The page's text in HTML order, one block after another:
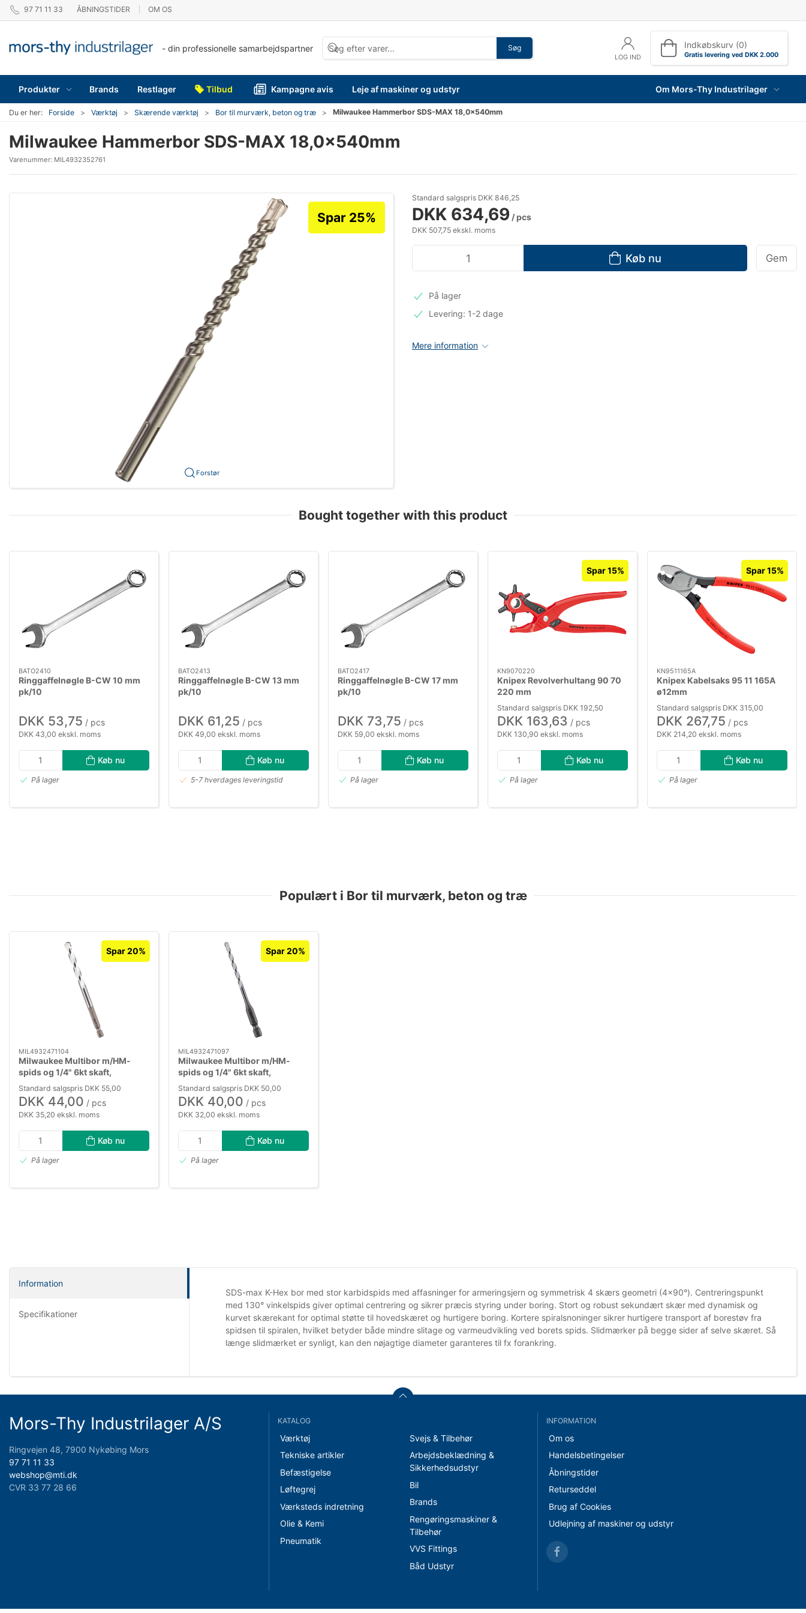
97 71 11 33 ÅBNINGSTIDER OM OS
- din professionelle samarbejdspartner Søg
LOG IND
Indkøbskurv (0)
Gratis levering ved DKK 2.000
Produkter Brands Restlager Tilbud Kampagne avis Leje af maskiner og udstyr Om Mors-Thy Industrilager
Du er her: Forside Værktøj Skærende værktøj Bor til murværk, beton og træ Milwaukee Hammerbor SDS-MAX 18,0×540mm
Milwaukee Hammerbor SDS-MAX 18,0×540mm
Varenummer: MIL4932352761
Forstør
Spar 25%
Standard salgspris DKK 846,25
DKK 634,69 / pcs
DKK 507,75 ekskl. moms
Køb nu Gem
På lager
Levering: 1-2 dage
Mere information
Bought together with this product
BATO2410
Ringgaffelnøgle B-CW 10 mm
pk/10
DKK 53,75 / pcs
DKK 43,00 ekskl. moms
Køb nu
På lager
BATO2413
Ringgaffelnøgle B-CW 13 mm
pk/10
DKK 61,25 / pcs
DKK 49,00 ekskl. moms
Køb nu
5-7 hverdages leveringstid
BATO2417
Ringgaffelnøgle B-CW 17 mm
pk/10
DKK 73,75 / pcs
DKK 59,00 ekskl. moms
Køb nu
På lager
Spar 15%
KN9070220
Knipex Revolverhultang 90 70
220 mm
Standard salgspris DKK 192,50
DKK 163,63 / pcs
DKK 130,90 ekskl. moms
Køb nu
På lager
Spar 15%
KN9511165A
Knipex Kabelsaks 95 11 165A
ø12mm
Standard salgspris DKK 315,00
DKK 267,75 / pcs
DKK 214,20 ekskl. moms
Køb nu
På lager
Populært i Bor til murværk, beton og træ
Spar 20%
MIL4932471104
Milwaukee Multibor m/HM-
spids og 1/4" 6kt skaft,
8,0×120mm
Standard salgspris DKK 55,00
DKK 44,00 / pcs
DKK 35,20 ekskl. moms
Køb nu
På lager
Spar 20%
MIL4932471097
Milwaukee Multibor m/HM-
spids og 1/4" 6kt skaft,
6,0×150mm
Standard salgspris DKK 50,00
DKK 40,00 / pcs
DKK 32,00 ekskl. moms
Køb nu
På lager
Information
Specifikationer
SDS-max K-Hex bor med stor karbidspids med affasninger for armeringsjern og symmetrisk 4 skærs geometri (4×90°). Centreringspunkt
med 130° vinkelspids giver optimal centrering og sikrer præcis styring under boring. Stort og robust sekundært skær med dynamisk og
kurvet skærekant for optimal støtte til hovedskæret og hurtigere boring. Kortere spiralsnoninger sikrer hurtigere transport af borestøv fra
spidsen til spiralen, hvilket betyder både mindre slitage og varmeudvikling ved borets spids. Slidmærker på begge sider af selve skæret. Så
længe slidmærket er synligt, kan den nøjagtige diameter garanteres til fx forankring.
Mors-Thy Industrilager A/S
Ringvejen 48, 7900 Nykøbing Mors
97 71 11 33
webshop@mti.dk
CVR 33 77 28 66
KATALOG
Værktøj
Tekniske artikler
Befæstigelse
Løftegrej
Værksteds indretning
Olie & Kemi
Pneumatik
Svejs & Tilbehør
Arbejdsbeklædning &
Sikkerhedsudstyr
Bil
Brands
Rengøringsmaskiner &
Tilbehør
VVS Fittings
Båd Udstyr
INFORMATION
Om os
Handelsbetingelser
Åbningstider
Returseddel
Brug af Cookies
Udlejning af maskiner og udstyr